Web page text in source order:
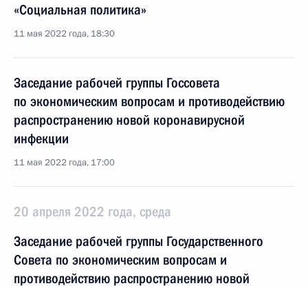
«Социальная политика»
11 мая 2022 года, 18:30
Заседание рабочей группы Госсовета
по экономическим вопросам и противодействию
распространению новой коронавирусной
инфекции
11 мая 2022 года, 17:00
20 апреля 2022 года, среда
Заседание рабочей группы Государственного
Совета по экономическим вопросам и
противодействию распространению новой